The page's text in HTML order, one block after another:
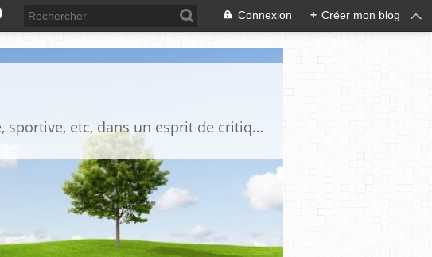
Connexion + Créer mon blog
Blog destiné à commenter l'actualité, politique, économique, culturelle, sportive, etc, dans un esprit de critique philosophique, d'esprit chrétien et français.La collaboration des lecteurs est souhaitée, de même que la courtoisie, et l'esprit de tolérance.